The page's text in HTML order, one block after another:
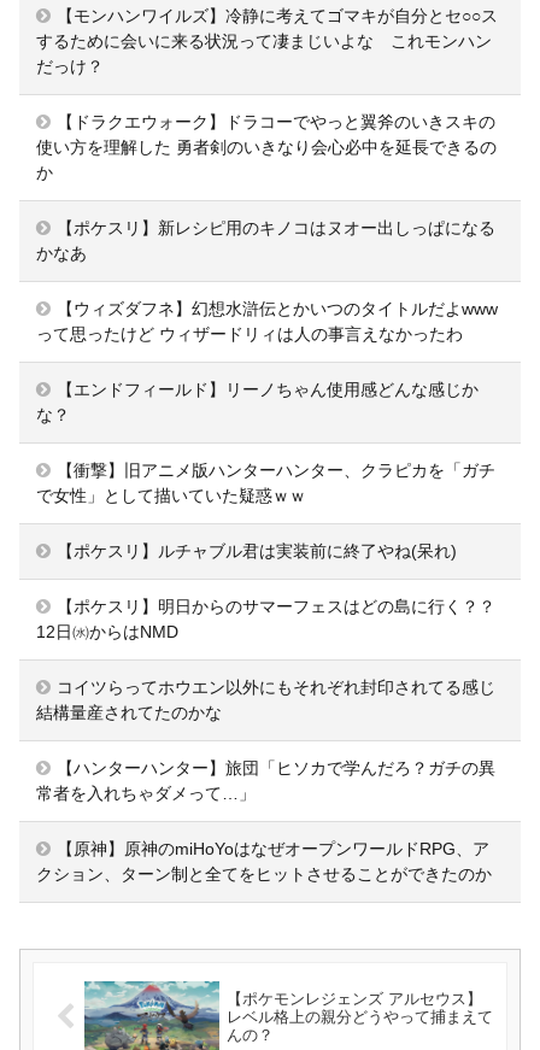
【モンハンワイルズ】冷静に考えてゴマキが自分とセ○○ス
するために会いに来る状況って凄まじいよな これモンハン
だっけ？
【ドラクエウォーク】ドラコーでやっと翼斧のいきスキの
使い方を理解した 勇者剣のいきなり会心必中を延長できるの
か
【ポケスリ】新レシピ用のキノコはヌオー出しっぱになる
かなあ
【ウィズダフネ】幻想水滸伝とかいつのタイトルだよwww
って思ったけど ウィザードリィは人の事言えなかったわ
【エンドフィールド】リーノちゃん使用感どんな感じか
な？
【衝撃】旧アニメ版ハンターハンター、クラピカを「ガチ
で女性」として描いていた疑惑ｗｗ
【ポケスリ】ルチャブル君は実装前に終了やね(呆れ)
【ポケスリ】明日からのサマーフェスはどの島に行く？？
12日㈬からはNMD
コイツらってホウエン以外にもそれぞれ封印されてる感じ
結構量産されてたのかな
【ハンターハンター】旅団「ヒソカで学んだろ？ガチの異
常者を入れちゃダメって…」
【原神】原神のmiHoYoはなぜオープンワールドRPG、ア
クション、ターン制と全てをヒットさせることができたのか
【ポケモンレジェンズ アルセウス】
レベル格上の親分どうやって捕まえて
んの？